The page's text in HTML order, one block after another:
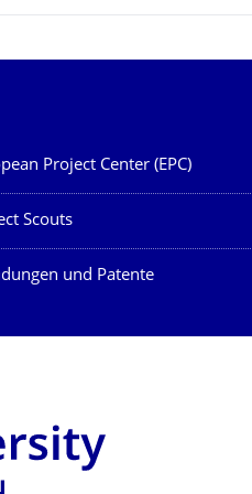
Project Center (EPC)
Scouts
und Patente